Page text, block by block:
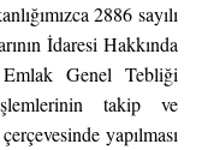
2886 sayılı
İdaresi Hakkında
Genel Tebliği
takip ve
yapılması